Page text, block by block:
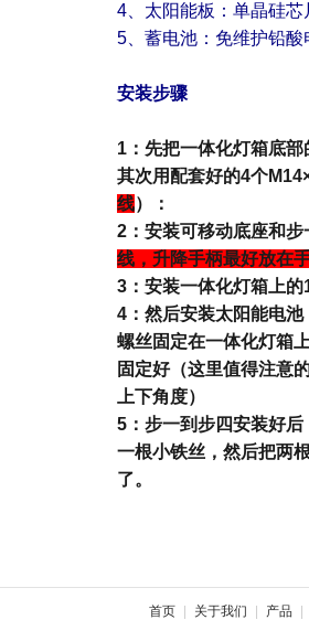
4、太阳能板：单晶硅芯
5、蓄电池：免维护铅酸
安装步骤
1：先把一体化灯箱底
其次用配套好的4个M14
线）：
2：安装可移动底座和
线，升降手柄最好放在
3：安装一体化灯箱上的
4：然后安装太阳能电
螺丝固定在一体化灯箱
固定好（这里值得注意
上下角度）
5：步一到步四安装好
一根小铁丝，然后把两
了。
首页 关于我们 产品